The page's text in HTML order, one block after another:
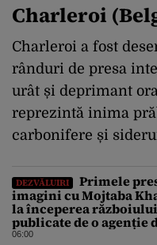
Charleroi
Charleroi a fost
rânduri de presa
urât și deprimant
reprezintă inima
carbonifere și
DEZVĂLUIRI
Primele
imagini cu Mojtaba
la începerea
publicate de o agenție
stat din Iran
06:00